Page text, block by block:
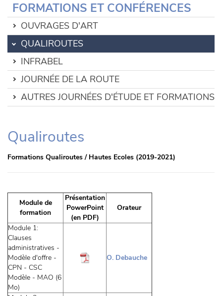
FORMATIONS ET CONFÉRENCES
OUVRAGES D'ART
QUALIROUTES
INFRABEL
JOURNÉE DE LA ROUTE
AUTRES JOURNÉES D'ÉTUDE ET FORMATIONS
Qualiroutes
Formations Qualiroutes / Hautes Ecoles (2019-2021)
Module de
formation
Présentation
PowerPoint
(en PDF)
Orateur
Module 1:
Clauses
administratives -
Modèle d'offre -
CPN - CSC
Modèle - MAO (6
Mo)
O. Debauche